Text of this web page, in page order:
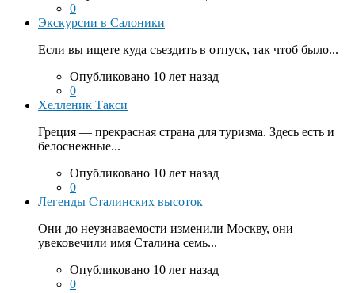
0
Экскурсии в Салоники
Если вы ищете куда съездить в отпуск, так чтоб было...
Опубликовано 10 лет назад
0
Хелленик Такси
Греция — прекрасная страна для туризма. Здесь есть и
белоснежные...
Опубликовано 10 лет назад
0
Легенды Сталинских высоток
Они до неузнаваемости изменили Москву, они
увековечили имя Сталина семь...
Опубликовано 10 лет назад
0